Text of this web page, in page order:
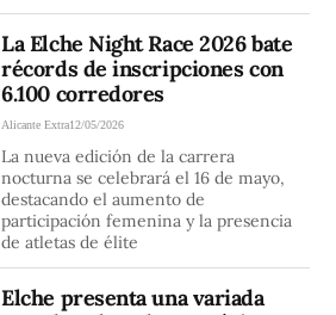
La Elche Night Race 2026 bate
récords de inscripciones con
6.100 corredores
Alicante Extra12/05/2026
La nueva edición de la carrera
nocturna se celebrará el 16 de mayo,
destacando el aumento de
participación femenina y la presencia
de atletas de élite
Elche presenta una variada